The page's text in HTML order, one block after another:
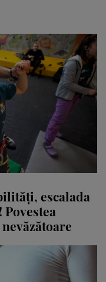
escalada